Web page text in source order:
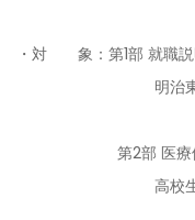
・対 象： 第1部 就職
明治東洋医学
第2部 医療体験
高校生・部活